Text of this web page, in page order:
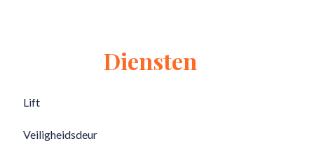
Diensten
Lift
Veiligheidsdeur